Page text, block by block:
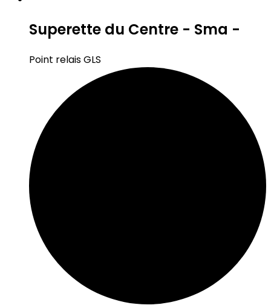
Superette du Centre - Sma -
Point relais GLS